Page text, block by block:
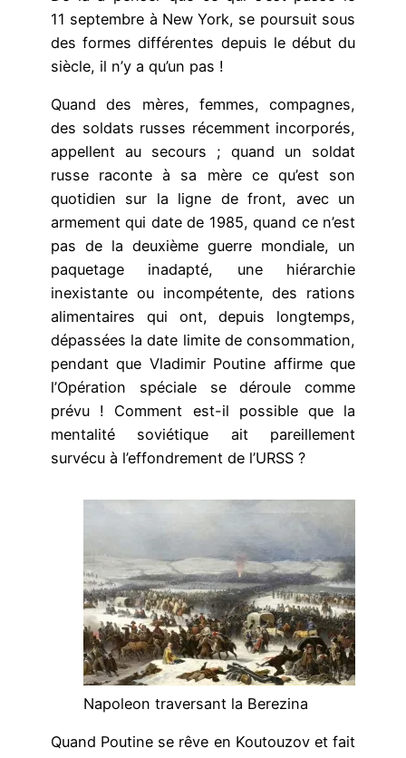
11 septembre à New York, se poursuit sous
des formes différentes depuis le début du
siècle, il n’y a qu’un pas !
Quand des mères, femmes, compagnes,
des soldats russes récemment incorporés,
appellent au secours ; quand un soldat
russe raconte à sa mère ce qu’est son
quotidien sur la ligne de front, avec un
armement qui date de 1985, quand ce n’est
pas de la deuxième guerre mondiale, un
paquetage inadapté, une hiérarchie
inexistante ou incompétente, des rations
alimentaires qui ont, depuis longtemps,
dépassées la date limite de consommation,
pendant que Vladimir Poutine affirme que
l’Opération spéciale se déroule comme
prévu ! Comment est-il possible que la
mentalité soviétique ait pareillement
survécu à l’effondrement de l’URSS ?
Napoleon traversant la Berezina
Quand Poutine se rêve en Koutouzov et fait